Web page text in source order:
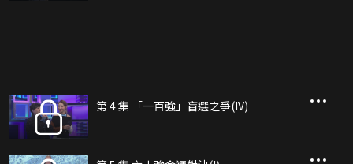
第 4 集 「一百強」盲選之爭(IV)